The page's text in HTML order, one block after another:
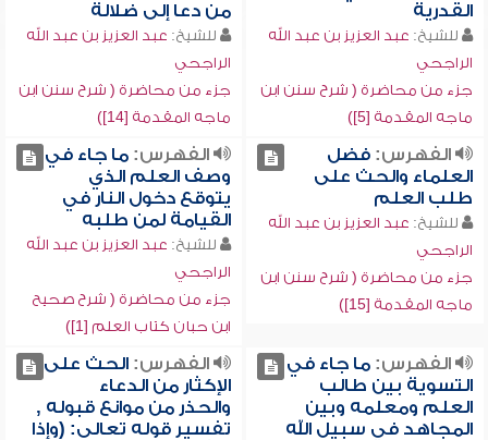
القدرية
للشيخ: عبد العزيز بن عبد الله
الراجحي
جزء من محاضرة ( شرح سنن ابن
ماجه المقدمة [5])
من دعا إلى ضلالة
للشيخ: عبد العزيز بن عبد الله
الراجحي
جزء من محاضرة ( شرح سنن ابن
ماجه المقدمة [14])
الفهرس:فضل
العلماء والحث على
طلب العلم
للشيخ: عبد العزيز بن عبد الله
الراجحي
جزء من محاضرة ( شرح سنن ابن
ماجه المقدمة [15])
الفهرس:ما جاء في
وصف العلم الذي
يتوقع دخول النار في
القيامة لمن طلبه
للشيخ: عبد العزيز بن عبد الله
الراجحي
جزء من محاضرة ( شرح صحيح
ابن حبان كتاب العلم [1])
الفهرس:ما جاء في
التسوية بين طالب
العلم ومعلمه وبين
المجاهد في سبيل الله
الفهرس:الحث على
الإكثار من الدعاء
والحذر من موانع قبوله ,
تفسير قوله تعالى: (وإذا